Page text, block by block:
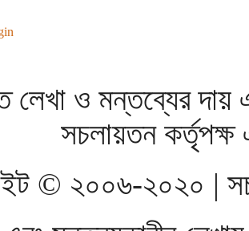
লেখা ও মন্তব্যের দায়
সচলায়তন
© ২০০৬-২০২০ |